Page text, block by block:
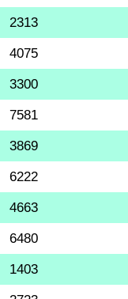
2313
4075
3300
7581
3869
6222
4663
6480
1403